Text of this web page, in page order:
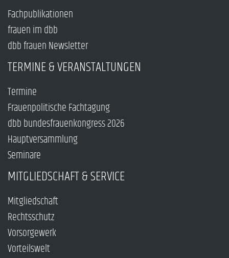
Fachpublikationen
frauen im dbb
dbb frauen Newsletter
TERMINE & VERANSTALTUNGEN
Termine
Frauenpolitische Fachtagung
dbb bundesfrauenkongress 2026
Hauptversammlung
Seminare
MITGLIEDSCHAFT & SERVICE
Mitgliedschaft
Rechtsschutz
Vorsorgewerk
Vorteilswelt